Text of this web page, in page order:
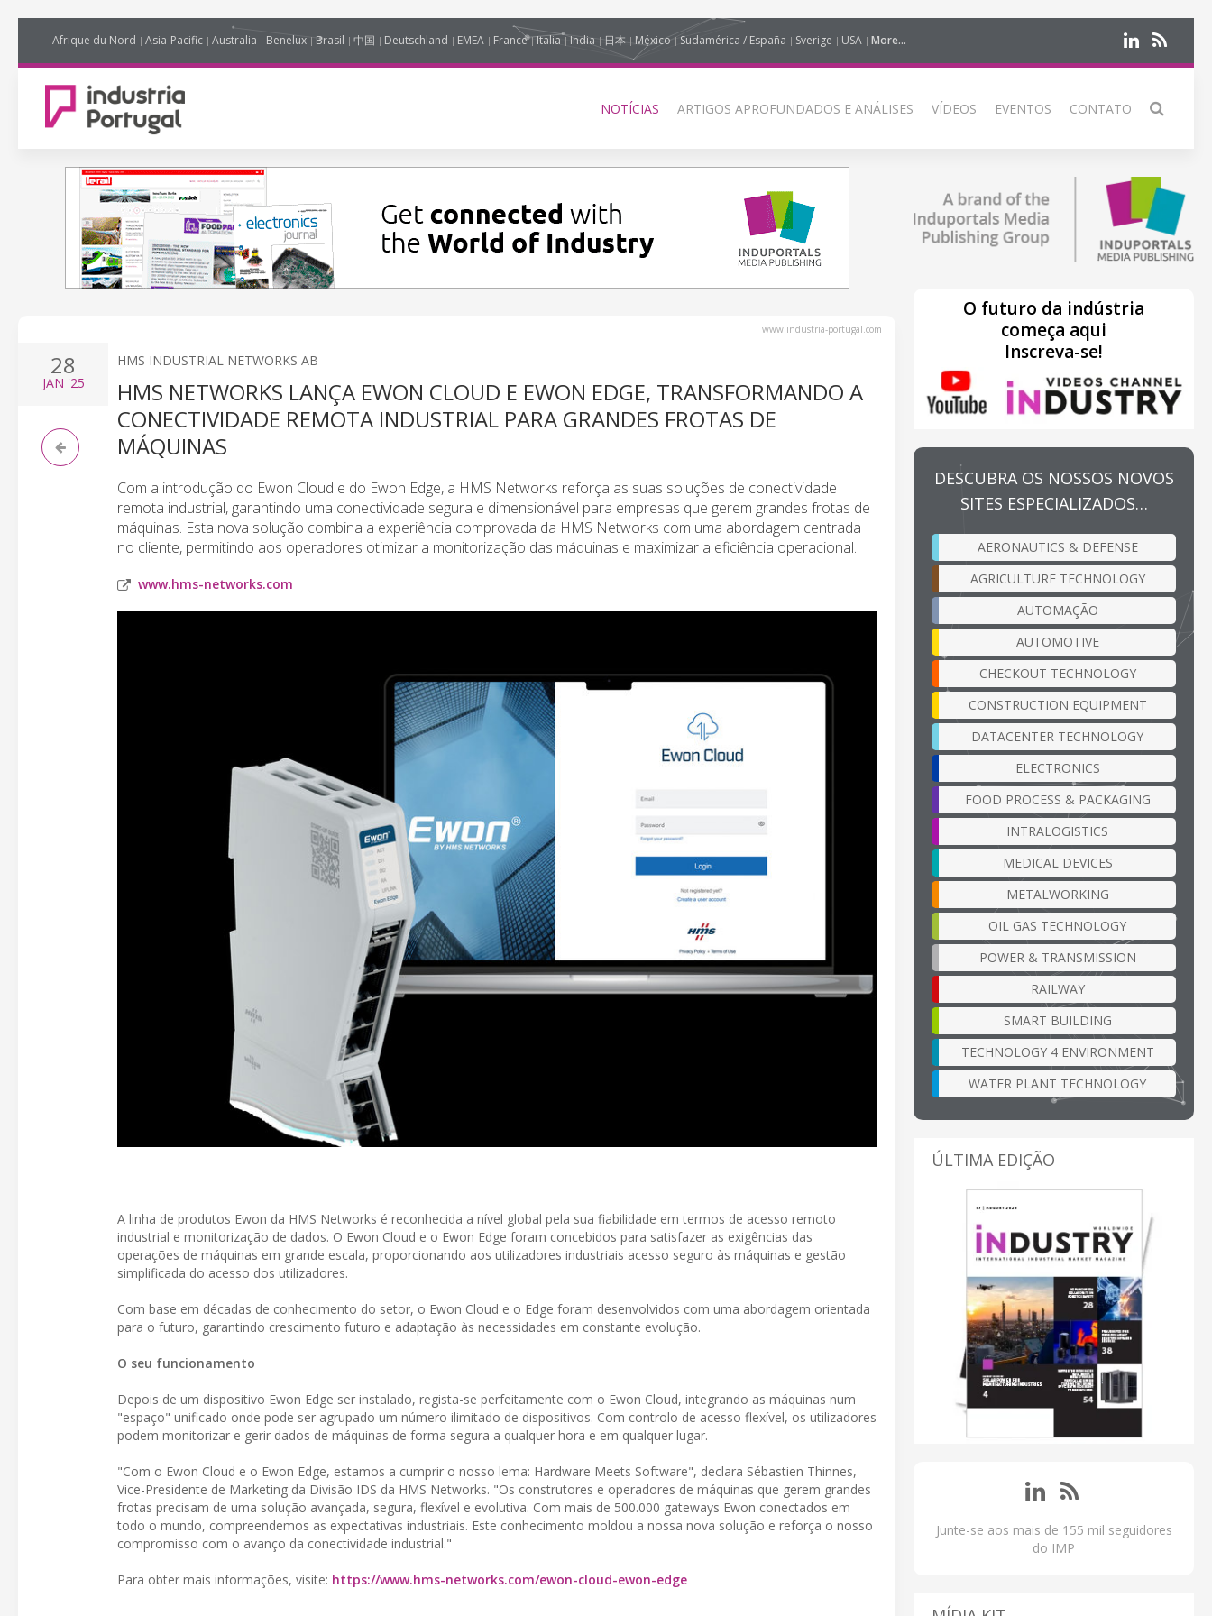
Afrique du Nord Asia-Pacific Australia Benelux Brasil 中国 Deutschland EMEA France Italia India 日本 México Sudamérica / España Sverige USA More...
NOTÍCIAS ARTIGOS APROFUNDADOS E ANÁLISES VÍDEOS EVENTOS CONTATO
www.industria-portugal.com
28
JAN '25
HMS INDUSTRIAL NETWORKS AB
HMS NETWORKS LANÇA EWON CLOUD E EWON EDGE, TRANSFORMANDO A
CONECTIVIDADE REMOTA INDUSTRIAL PARA GRANDES FROTAS DE
MÁQUINAS
Com a introdução do Ewon Cloud e do Ewon Edge, a HMS Networks reforça as suas soluções de conectividade
remota industrial, garantindo uma conectividade segura e dimensionável para empresas que gerem grandes frotas de
máquinas. Esta nova solução combina a experiência comprovada da HMS Networks com uma abordagem centrada
no cliente, permitindo aos operadores otimizar a monitorização das máquinas e maximizar a eficiência operacional.
www.hms-networks.com
A linha de produtos Ewon da HMS Networks é reconhecida a nível global pela sua fiabilidade em termos de acesso remoto
industrial e monitorização de dados. O Ewon Cloud e o Ewon Edge foram concebidos para satisfazer as exigências das
operações de máquinas em grande escala, proporcionando aos utilizadores industriais acesso seguro às máquinas e gestão
simplificada do acesso dos utilizadores.
Com base em décadas de conhecimento do setor, o Ewon Cloud e o Edge foram desenvolvidos com uma abordagem orientada
para o futuro, garantindo crescimento futuro e adaptação às necessidades em constante evolução.
O seu funcionamento
Depois de um dispositivo Ewon Edge ser instalado, regista-se perfeitamente com o Ewon Cloud, integrando as máquinas num
"espaço" unificado onde pode ser agrupado um número ilimitado de dispositivos. Com controlo de acesso flexível, os utilizadores
podem monitorizar e gerir dados de máquinas de forma segura a qualquer hora e em qualquer lugar.
"Com o Ewon Cloud e o Ewon Edge, estamos a cumprir o nosso lema: Hardware Meets Software", declara Sébastien Thinnes,
Vice-Presidente de Marketing da Divisão IDS da HMS Networks. "Os construtores e operadores de máquinas que gerem grandes
frotas precisam de uma solução avançada, segura, flexível e evolutiva. Com mais de 500.000 gateways Ewon conectados em
todo o mundo, compreendemos as expectativas industriais. Este conhecimento moldou a nossa nova solução e reforça o nosso
compromisso com o avanço da conectividade industrial."
Para obter mais informações, visite: https://www.hms-networks.com/ewon-cloud-ewon-edge
O futuro da indústria
começa aqui
Inscreva-se!
DESCUBRA OS NOSSOS NOVOS
SITES ESPECIALIZADOS…
AERONAUTICS & DEFENSE
AGRICULTURE TECHNOLOGY
AUTOMAÇÃO
AUTOMOTIVE
CHECKOUT TECHNOLOGY
CONSTRUCTION EQUIPMENT
DATACENTER TECHNOLOGY
ELECTRONICS
FOOD PROCESS & PACKAGING
INTRALOGISTICS
MEDICAL DEVICES
METALWORKING
OIL GAS TECHNOLOGY
POWER & TRANSMISSION
RAILWAY
SMART BUILDING
TECHNOLOGY 4 ENVIRONMENT
WATER PLANT TECHNOLOGY
ÚLTIMA EDIÇÃO
Junte-se aos mais de 155 mil seguidores
do IMP